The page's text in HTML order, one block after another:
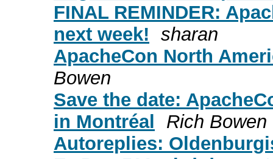
FINAL REMINDER:
next week! sharan
ApacheCon North
Bowen
Save the date:
in Montréal
Rich Bowen
Autoreplies: